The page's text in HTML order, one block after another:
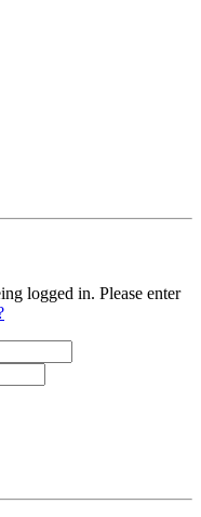
logged in. Please enter